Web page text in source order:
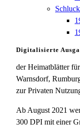
Digitalisierte
der Heimatblätter
Warnsdorf,
zur Privaten
Ab August 2021
300 DPI mit einer